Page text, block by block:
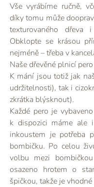
Vše vyrábíme ručně,
díky tomu může
texturovaného dřeva
Obklopte se krásou
nejméně – třeba v
Naše dřevěné plnicí
K mání jsou totiž jak
udržitelnosti), tak i
zkrátka blýsknout).
Každé pero je
k dispozici máme ale
inkoustem je potřeba
bombičku. Po celou
volbu mezi
osazeno hrotem o
špičkou, takže je